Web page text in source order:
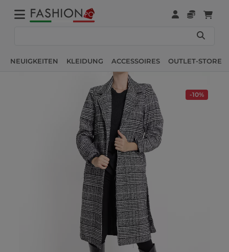
NEUIGKEITEN KLEIDUNG ACCESSOIRES OUTLET-STORE
-10%